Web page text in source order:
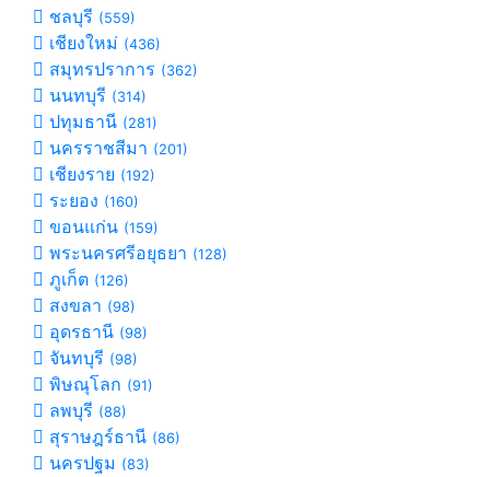
ชลบุรี (559)
เชียงใหม่ (436)
สมุทรปราการ (362)
นนทบุรี (314)
ปทุมธานี (281)
นครราชสีมา (201)
เชียงราย (192)
ระยอง (160)
ขอนแก่น (159)
พระนครศรีอยุธยา (128)
ภูเก็ต (126)
สงขลา (98)
อุดรธานี (98)
จันทบุรี (98)
พิษณุโลก (91)
ลพบุรี (88)
สุราษฎร์ธานี (86)
นครปฐม (83)